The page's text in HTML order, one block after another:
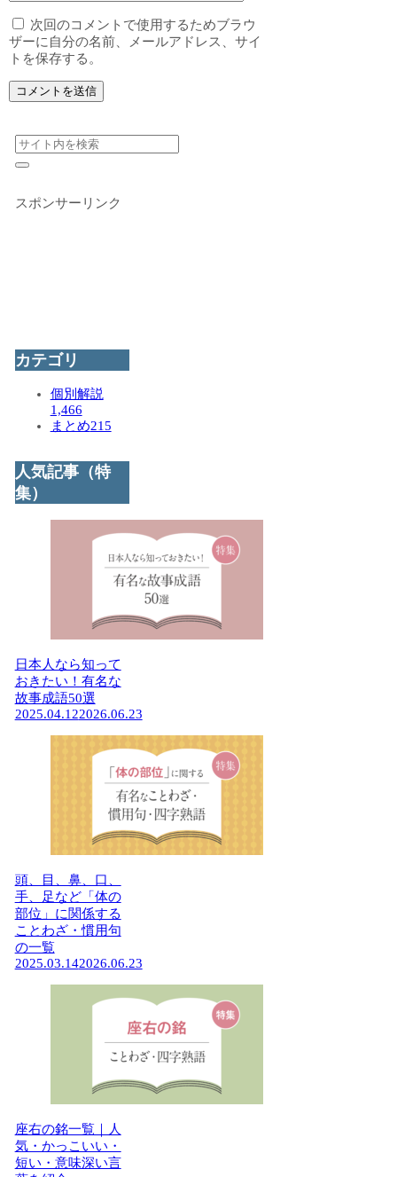
次回のコメントで使用するためブラウ
ザーに自分の名前、メールアドレス、サイ
トを保存する。
スポンサーリンク
カテゴリ
個別解説
1,466
まとめ215
人気記事（特
集）
日本人なら知って
おきたい！有名な
故事成語50選
2025.04.122026.06.23
頭、目、鼻、口、
手、足など「体の
部位」に関係する
ことわざ・慣用句
の一覧
2025.03.142026.06.23
座右の銘一覧｜人
気・かっこいい・
短い・意味深い言